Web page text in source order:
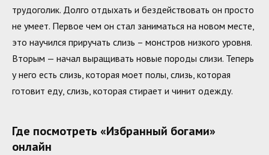
трудоголик. Долго отдыхать и бездействовать он просто
не умеет. Первое чем он стал заниматься на новом месте,
это научился приручать слизь – монстров низкого уровня.
Вторым — начал выращивать новые породы слизи. Теперь
у него есть слизь, которая моет полы, слизь, которая
готовит еду, слизь, которая стирает и чинит одежду.
Где посмотреть «Избранный богами»
онлайн